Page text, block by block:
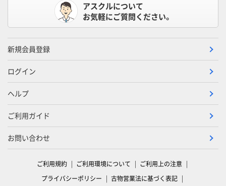
アスクルについて
お気軽にご質問ください。
新規会員登録
ログイン
ヘルプ
ご利用ガイド
お問い合わせ
ご利用規約 ご利用環境について
ご利用上の注意
プライバシーポリシー
古物営業法に基づく表記